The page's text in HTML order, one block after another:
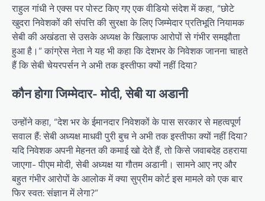
राहुल गांधी ने एक्स पर पोस्ट किए गए एक वीडियो संदेश में कहा, “छोटे
खुदरा निवेशकों की संपत्ति की सुरक्षा के लिए जिम्मेदार प्रतिभूति नियामक
सेबी की अखंडता से उसके अध्यक्ष के खिलाफ आरोपों से गंभीर समझौता
हुआ है।” कांग्रेस नेता ने यह भी कहा कि देशभर के निवेशक जानना चाहते
हैं कि सेबी चेयरपर्सन ने अभी तक इस्तीफा क्यों नहीं दिया?
कौन होगा जिम्मेदार- मोदी, सेबी या अडानी
उन्होंने कहा, “देश भर के ईमानदार निवेशकों के पास सरकार से महत्वपूर्ण
सवाल हैं: सेबी अध्यक्ष माधवी पुरी बुच ने अभी तक इस्तीफा क्यों नहीं दिया?
यदि निवेशक अपनी मेहनत की कमाई खो देते हैं, तो किसे जवाबदेह ठहराया
जाएगा- पीएम मोदी, सेबी अध्यक्ष या गौतम अडानी। सामने आए नए और
बहुत गंभीर आरोपों के आलोक में क्या सुप्रीम कोर्ट इस मामले को एक बार
फिर स्वत: संज्ञान में लेगा?”